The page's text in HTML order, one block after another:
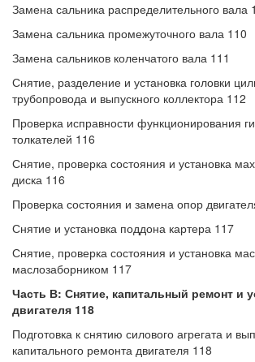
Замена сальника распределительного вала
Замена сальника промежуточного вала 110
Замена сальников коленчатого вала 111
Снятие, разделение и установка головки
трубопровода и выпускного коллектора 112
Проверка исправности функционирования
толкателей 116
Снятие, проверка состояния и установка
диска 116
Проверка состояния и замена опор
Снятие и установка поддона картера 117
Снятие, проверка состояния и установка
маслозаборником 117
Часть В: Снятие, капитальный ремонт и
двигателя 118
Подготовка к снятию силового агрегата и
капитального ремонта двигателя 118